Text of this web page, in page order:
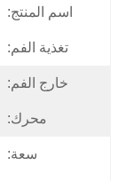
اسم المنتج:
تغذية الفم:
خارج الفم:
محرك:
سعة: